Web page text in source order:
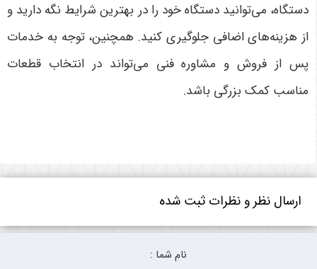
دستگاه، می‌توانید دستگاه خود را در بهترین شرایط نگه دارید و
از هزینه‌های اضافی جلوگیری کنید. همچنین، توجه به خدمات
پس از فروش و مشاوره فنی می‌تواند در انتخاب قطعات
مناسب کمک بزرگی باشد.
ارسال نظر و نظرات ثبت شده
نام شما :